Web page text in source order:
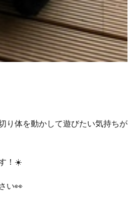
り体を動かして遊びたい気持ちが
！☀️
い👀